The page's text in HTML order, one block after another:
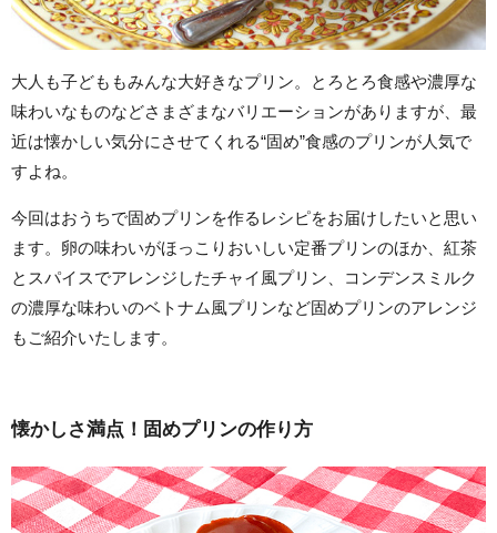
大人も子どももみんな大好きなプリン。とろとろ食感や濃厚な
味わいなものなどさまざまなバリエーションがありますが、最
近は懐かしい気分にさせてくれる“固め”食感のプリンが人気で
すよね。
今回はおうちで固めプリンを作るレシピをお届けしたいと思い
ます。卵の味わいがほっこりおいしい定番プリンのほか、紅茶
とスパイスでアレンジしたチャイ風プリン、コンデンスミルク
の濃厚な味わいのベトナム風プリンなど固めプリンのアレンジ
もご紹介いたします。
懐かしさ満点！固めプリンの作り方